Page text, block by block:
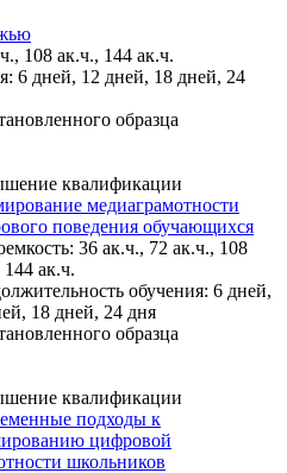
108 ак.ч., 144 ак.ч.
6 дней, 12 дней, 18 дней, 24
образца
квалификации
медиаграмотности
поведения обучающихся
36 ак.ч., 72 ак.ч., 108
144 ак.ч.
обучения: 6 дней,
18 дней, 24 дня
образца
квалификации
подходы к
цифровой
школьников